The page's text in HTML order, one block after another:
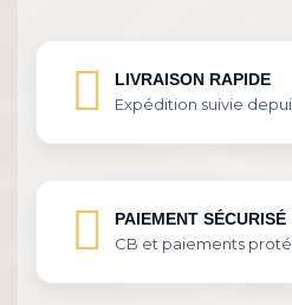
LIVRAISON RAPIDE
Expédition suivie
PAIEMENT SÉCURISÉ
CB et paiements